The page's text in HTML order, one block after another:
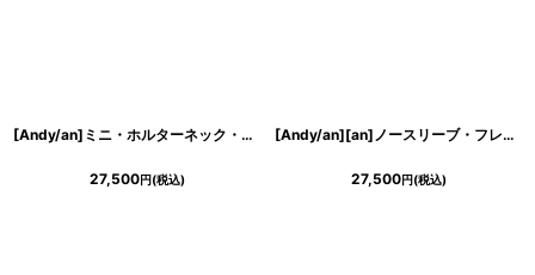
[Andy/an]ミニ・ホルターネック・グレー・ストライプ・リボン・Aライン・ノースリーブ・ミニドレス・ワンピース《送料＆代引き手数料無料》
27,500円(税込)
[Andy/an][an]ノースリーブ・フレア・ビジュー・リボン・Aライン・ミニドレス・ワンピース《送料＆代引き手数料無料》
27,500円(税込)